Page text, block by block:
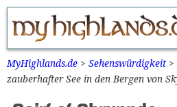
Zum
Inhalt
springen
MyHighlands.de > Sehenswürdigkeit >
zauberhafter See in den Bergen von